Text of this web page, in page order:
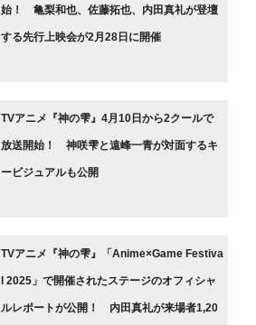
始！ 亀梨和也、佐藤拓也、内田真礼が登壇
する先行上映会が2月28日に開催
TVアニメ『神の雫』4月10日から2クールで
放送開始！ 神咲雫と遠峰一青が対面するキ
ービジュアルも公開
TVアニメ『神の雫』「Anime×Game Festiva
l 2025」で開催されたステージのオフィシャ
ルレポートが公開！ 内田真礼が来場者1,20